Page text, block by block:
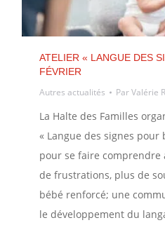
ATELIER « LANGUE DES
FÉVRIER
Autres actualités ParValérie
La Halte des Familles
« Langue des signes pour
pour se faire comprendre
de frustrations, plus de
bébé renforcé; une
le développement du